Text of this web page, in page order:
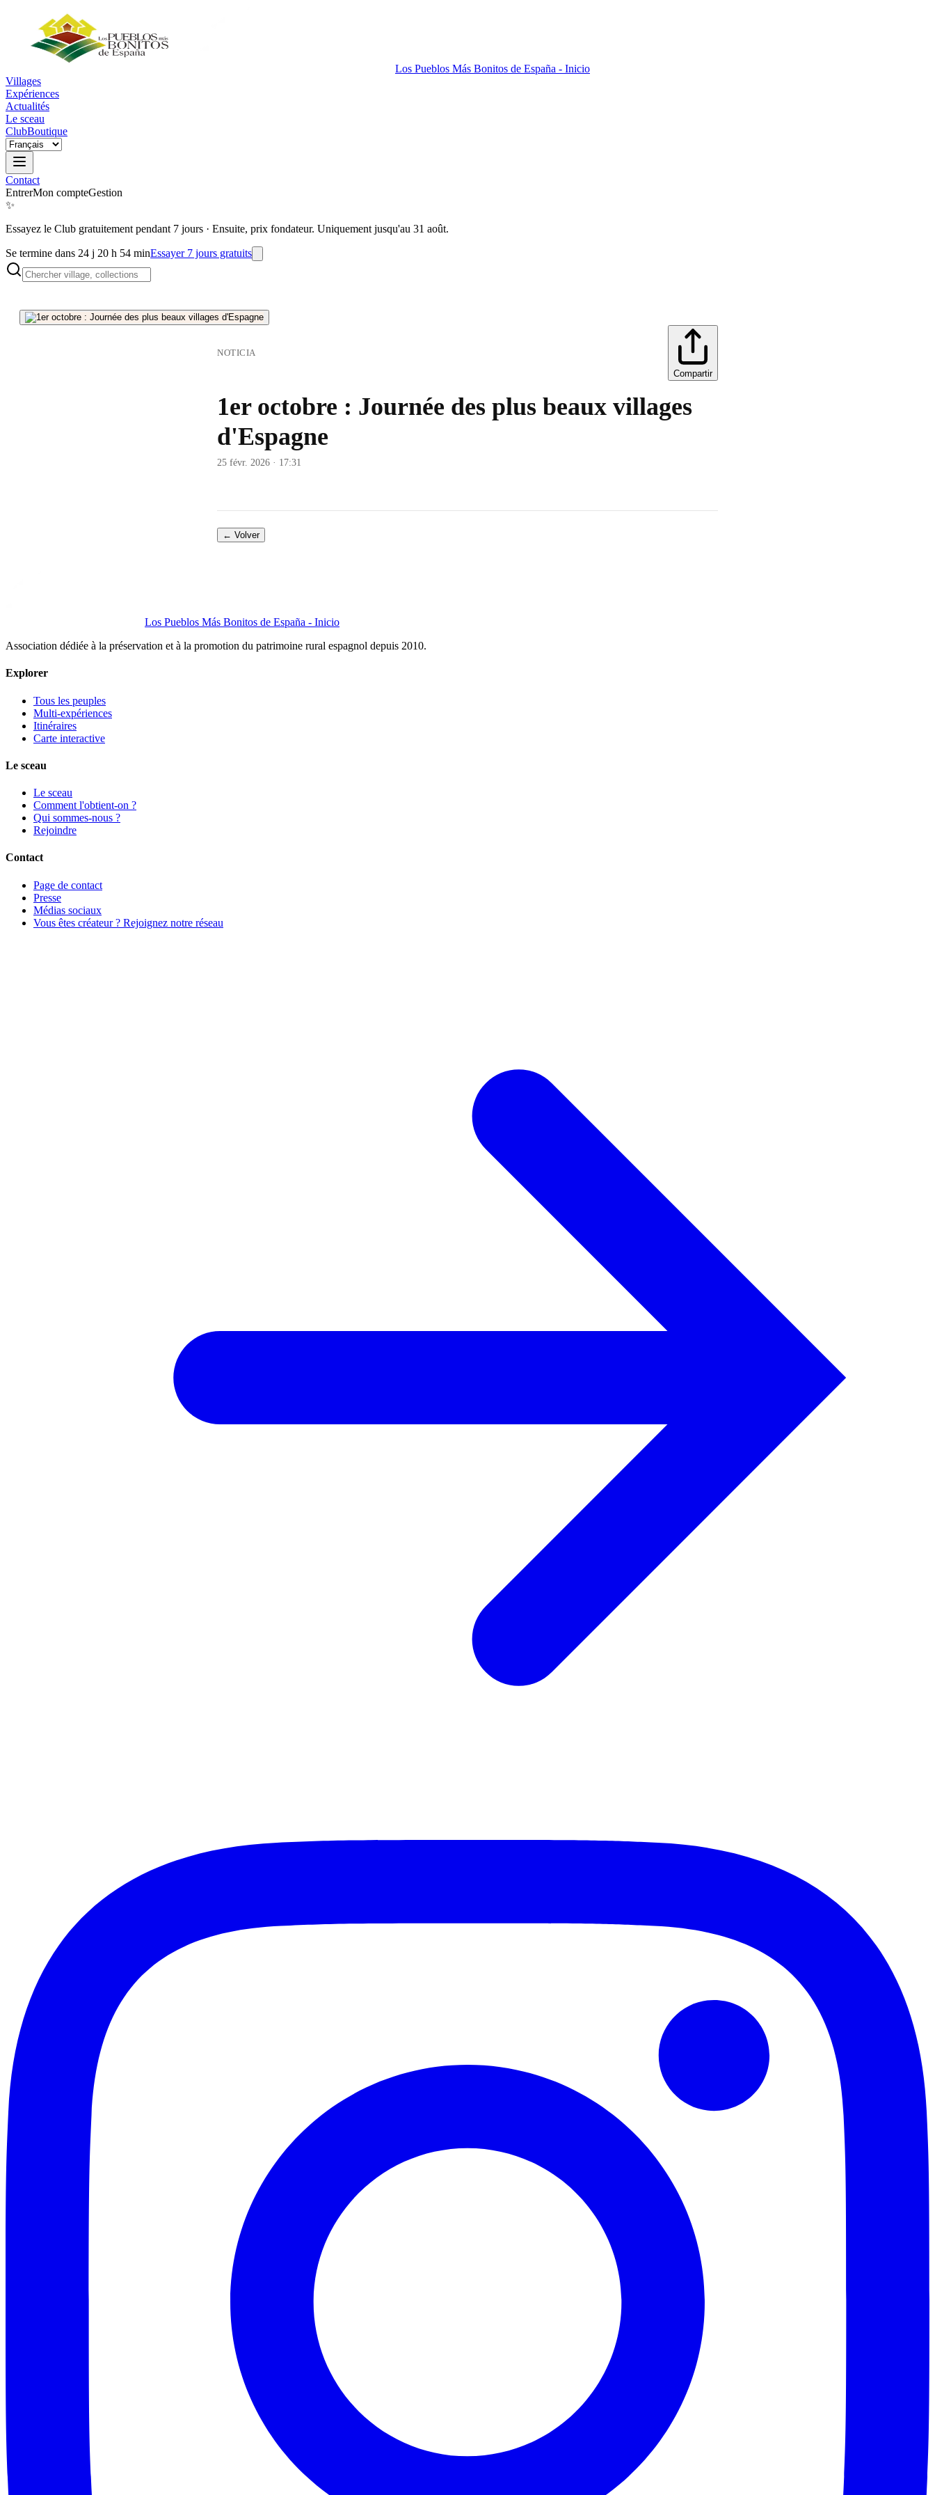
Los Pueblos Más Bonitos de España - Inicio
Villages
Expériences
Actualités
Le sceau
ClubBoutique
Contact
EntrerMon compteGestion
✨
Essayez le Club gratuitement pendant 7 jours · Ensuite, prix fondateur. Uniquement jusqu'au 31 août.
Se termine dans 24 j 20 h 54 minEssayer 7 jours gratuits
NOTICIA
Compartir
1er octobre : Journée des plus beaux villages
d'Espagne
25 févr. 2026 · 17:31
← Volver
Los Pueblos Más Bonitos de España - Inicio
Association dédiée à la préservation et à la promotion du patrimoine rural espagnol depuis 2010.
Explorer
Tous les peuples
Multi-expériences
Itinéraires
Carte interactive
Le sceau
Le sceau
Comment l'obtient-on ?
Qui sommes-nous ?
Rejoindre
Contact
Page de contact
Presse
Médias sociaux
Vous êtes créateur ? Rejoignez notre réseau